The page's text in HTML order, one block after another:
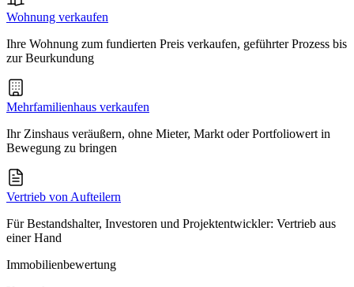
Wohnung verkaufen
Ihre Wohnung zum fundierten Preis verkaufen, geführter Prozess bis
zur Beurkundung
Mehrfamilienhaus verkaufen
Ihr Zinshaus veräußern, ohne Mieter, Markt oder Portfoliowert in
Bewegung zu bringen
Vertrieb von Aufteilern
Für Bestandshalter, Investoren und Projektentwickler: Vertrieb aus
einer Hand
Immobilienbewertung